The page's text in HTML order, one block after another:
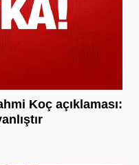
Koç açıklaması: